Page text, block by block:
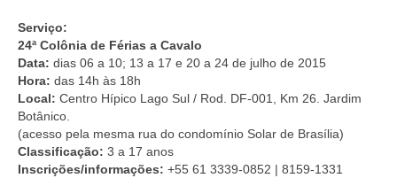
Serviço:
24ª Colônia de Férias a Cavalo
Data: dias 06 a 10; 13 a 17 e 20 a 24 de julho de 2015
Hora: das 14h às 18h
Local: Centro Hípico Lago Sul / Rod. DF-001, Km 26. Jardim
Botânico.
(acesso pela mesma rua do condomínio Solar de Brasília)
Classificação: 3 a 17 anos
Inscrições/informações: +55 61 3339-0852 | 8159-1331